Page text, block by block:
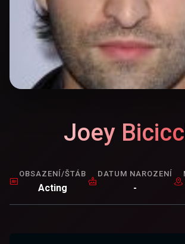
Joey
OBSAZENÍ/ŠTÁB
Acting
DATUM NAROZENÍ
-